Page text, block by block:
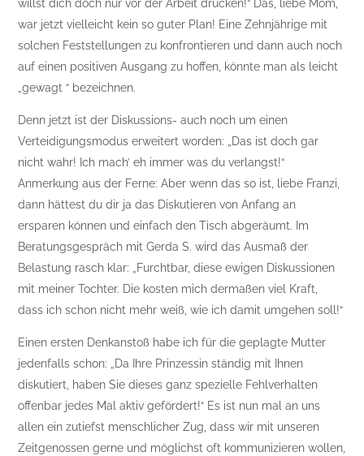
willst dich doch nur vor der Arbeit drücken!“ Das, liebe Mom,
war jetzt vielleicht kein so guter Plan! Eine Zehnjährige mit
solchen Feststellungen zu konfrontieren und dann auch noch
auf einen positiven Ausgang zu hoffen, könnte man als leicht
„gewagt “ bezeichnen.
Denn jetzt ist der Diskussions- auch noch um einen
Verteidigungsmodus erweitert worden: „Das ist doch gar
nicht wahr! Ich mach’ eh immer was du verlangst!“
Anmerkung aus der Ferne: Aber wenn das so ist, liebe Franzi,
dann hättest du dir ja das Diskutieren von Anfang an
ersparen können und einfach den Tisch abgeräumt. Im
Beratungsgespräch mit Gerda S. wird das Ausmaß der
Belastung rasch klar: „Furchtbar, diese ewigen Diskussionen
mit meiner Tochter. Die kosten mich dermaßen viel Kraft,
dass ich schon nicht mehr weiß, wie ich damit umgehen soll!“
Einen ersten Denkanstoß habe ich für die geplagte Mutter
jedenfalls schon: „Da Ihre Prinzessin ständig mit Ihnen
diskutiert, haben Sie dieses ganz spezielle Fehlverhalten
offenbar jedes Mal aktiv gefördert!“ Es ist nun mal an uns
allen ein zutiefst menschlicher Zug, dass wir mit unseren
Zeitgenossen gerne und möglichst oft kommunizieren wollen,